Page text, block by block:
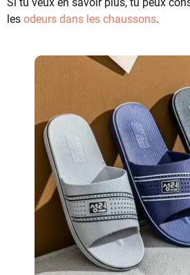
Si tu veux en savoir plus, tu peux
les odeurs dans les chaussons.